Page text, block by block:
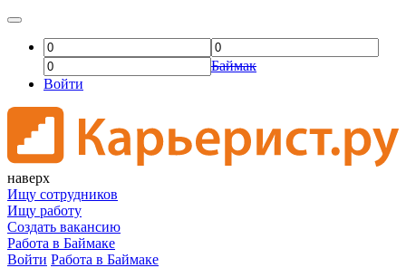
Баймак
Войти
наверх
Ищу сотрудников
Ищу работу
Создать вакансию
Работа в Баймаке
Войти Работа в Баймаке